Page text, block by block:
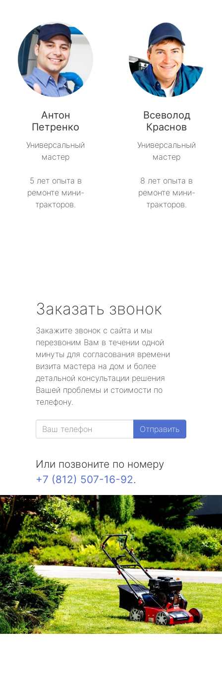
Антон
Петренко
Универсальный
мастер
5 лет опыта в
ремонте мини-
тракторов.
Всеволод
Краснов
Универсальный
мастер
8 лет опыта в
ремонте мини-
тракторов.
Заказать звонок
Закажите звонок с сайта и мы
перезвоним Вам в течении одной
минуты для согласования времени
визита мастера на дом и более
детальной консультации решения
Вашей проблемы и стоимости по
телефону.
Отправить
Или позвоните по номеру
+7 (812) 507-16-92.